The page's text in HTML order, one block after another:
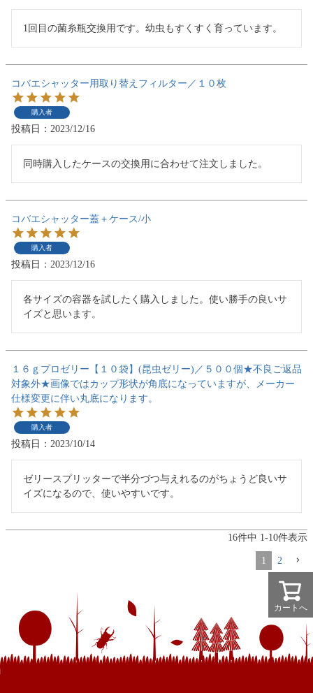
コバエシャッター用取り替えフィルター／１０枚
購入者
投稿日 2023/12/16
同時購入したケースの交換用に合わせて注文しました。
コバエシャッター蓋＋ケース/小
購入者
投稿日 2023/12/16
各サイズの容器を試したく購入しました。使い勝手の良いサ
イズと思います。
１６ｇプロゼリー【１０袋】(昆虫ゼリー)／５００個★不良ご返品
対象外★画像ではカップ形状が角底になっていますが、メーカー
仕様変更に伴い丸底になります。
購入者
投稿日 2023/10/14
ゼリースプリッターで半分づつ与えれるのがちょうど良いサ
イズになるので、使いやすいです。
16件中 1-10件表示
1 2
カートへ